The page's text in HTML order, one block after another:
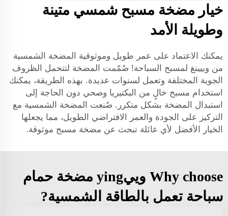
خيار مضخة مسبح شمسي متينة
وطويلة الأمد
يمكنك الاعتماد على عمر طويل وموثوقية المضخة الشمسية
من وييينغ لمسبح السباحة! صُمّمت المضخة لتتحمل الظروف
الجوية المختلفة وتعمل لسنوات عديدة. بهذه الطريقة، يمكنك
استخدام مسبح خالٍ من البكتيريا وصحي دون الحاجة إلى
استبدال المضخة بشكل متكرر. صُنعت المضخة الشمسية مع
التركيز على الجودة والعمر الافتراضي الطويل، مما يجعلها
الخيار الأفضل لأي عائلة تبحث عن مضخة مسبح موثوقة.
Why choose وييying مضخة حمام
سباحة تعمل بالطاقة الشمسية?